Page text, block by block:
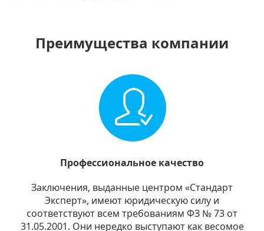
Преимущества компании
Профессиональное качество
Заключения, выданные центром «Стандарт
Эксперт», имеют юридическую силу и
соответствуют всем требованиям ФЗ № 73 от
31.05.2001. Они нередко выступают как весомое